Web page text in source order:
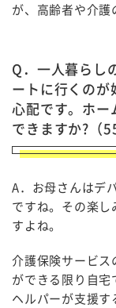
が、高齢者や介護
Q．一人暮らし
ートに行くの
心配です。ホー
できますか?（
A．お母さんはデ
ですね。その楽
すよね。
介護保険サービ
ができる限り自
ヘルパーが支援